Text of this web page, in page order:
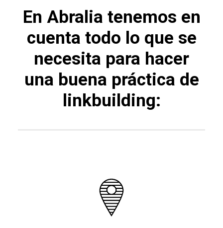
En Abralia tenemos en
cuenta todo lo que se
necesita para hacer
una buena práctica de
linkbuilding: